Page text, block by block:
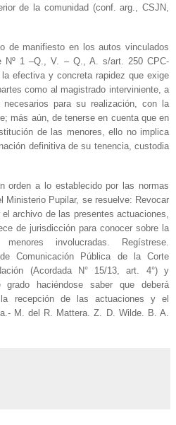
de la comunidad (conf. arg., CSJN,
de manifiesto en los autos vinculados
Nº 1 –Q., V. – Q., A. s/art. 250 CPC-
efectiva y concreta rapidez que exige
como al magistrado interviniente, a
para su realización, con la
más aún, de tenerse en cuenta que en
de las menores, ello no implica
definitiva de su tenencia, custodia
orden a lo establecido por las normas
Ministerio Pupilar, se resuelve: Revocar
archivo de las presentes actuaciones,
de jurisdicción para conocer sobre la
involucradas. Regístrese.
Comunicación Pública de la Corte
(Acordada N° 15/13, art. 4°) y
haciéndose saber que deberá
recepción de las actuaciones y el
M. del R. Mattera. Z. D. Wilde. B. A.